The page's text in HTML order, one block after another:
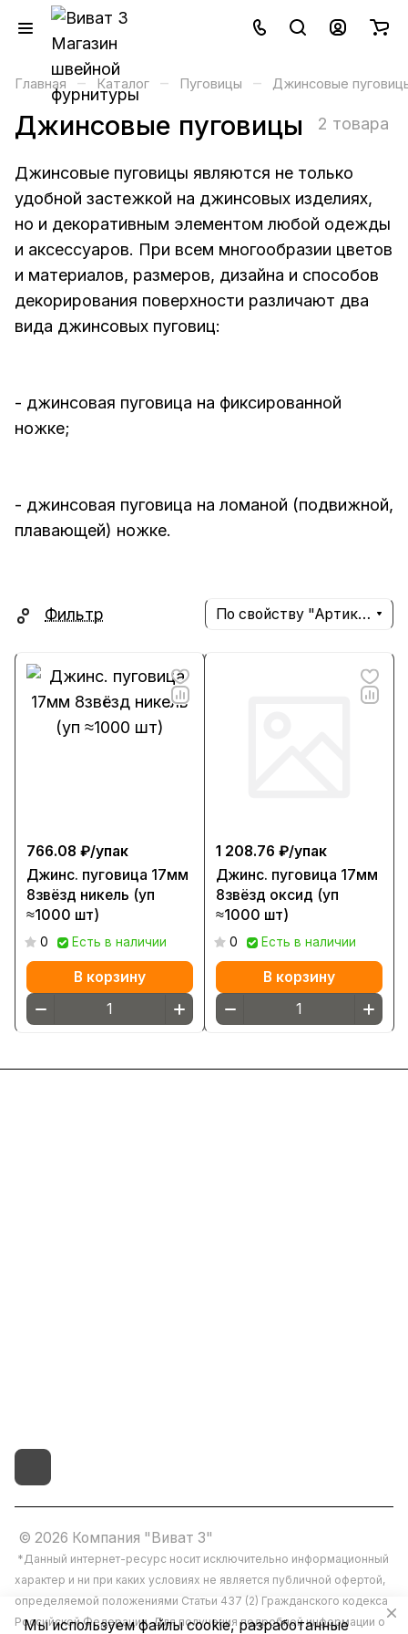
Главная – Каталог – Пуговицы – Джинсовые
Джинсовые пуговицы 2 товара
Джинсовые пуговицы являются не только
удобной застежкой на джинсовых изделиях,
но и декоративным элементом любой одежды
и аксессуаров. При всем многообразии цветов
и материалов, размеров, дизайна и способов
декорирования поверхности различают два
вида джинсовых пуговиц:
- джинсовая пуговица на фиксированной
ножке;
- джинсовая пуговица на ломаной (подвижной,
плавающей) ножке.
Фильтр По свойству "Артикул" (убывание)
766.08 ₽/упак
Джинс. пуговица 17мм
8звёзд никель (уп
≈1000 шт)
0 Есть в наличии
В корзину
1 208.76 ₽/упак
Джинс. пуговица 17мм
8звёзд оксид (уп
≈1000 шт)
0 Есть в наличии
В корзину
© 2026 Компания "Виват 3"
*Данный интернет-ресурс носит исключительно информационный
характер и ни при каких условиях не является публичной офертой,
определяемой положениями Статьи 437 (2) Гражданского кодекса
Российской Федерации. Для получения подробной информации о
Мы используем файлы cookie, разработанные